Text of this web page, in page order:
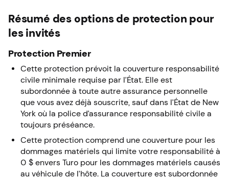
Résumé des options de protection pour
les invités
Protection Premier
Cette protection prévoit la couverture responsabilité
civile minimale requise par l’État. Elle est
subordonnée à toute autre assurance personnelle
que vous avez déjà souscrite, sauf dans l’État de New
York où la police d’assurance responsabilité civile a
toujours préséance.
Cette protection comprend une couverture pour les
dommages matériels qui limite votre responsabilité à
0 $ envers Turo pour les dommages matériels causés
au véhicule de l’hôte. La couverture est subordonnée